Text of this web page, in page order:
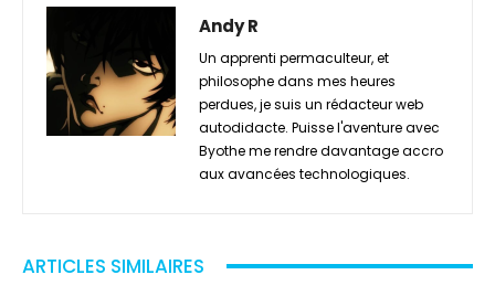
Andy R
Un apprenti permaculteur, et
philosophe dans mes heures
perdues, je suis un rédacteur web
autodidacte. Puisse l'aventure avec
Byothe me rendre davantage accro
aux avancées technologiques.
ARTICLES SIMILAIRES